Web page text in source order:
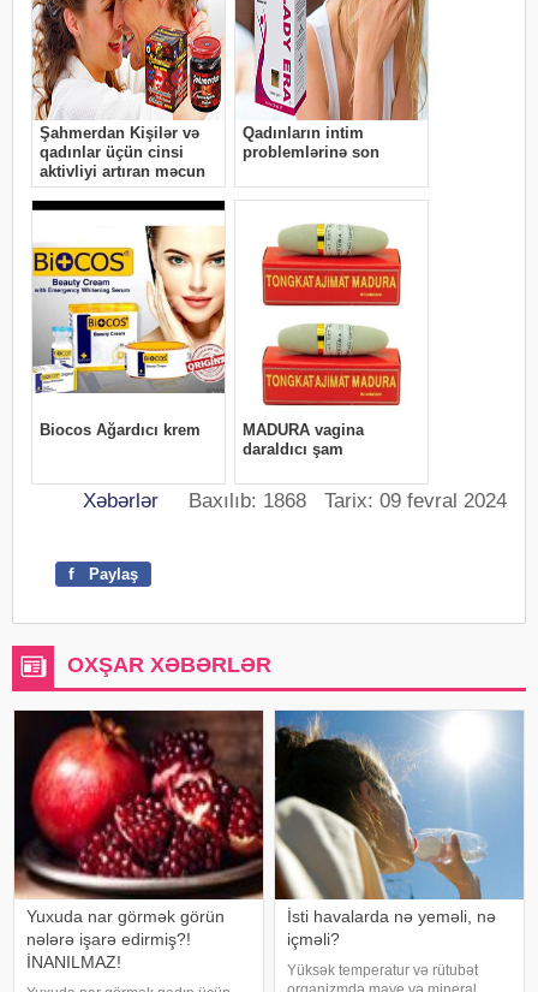
Xəbərlər Baxılıb: 1868 Tarix: 09 fevral 2024
f Paylaş
OXŞAR XƏBƏRLƏR
Yuxuda nar görmək görün
nələrə işarə edirmiş?!
İNANILMAZ!
İsti havalarda nə yeməli, nə
içməli?
Yüksək temperatur və rütubət